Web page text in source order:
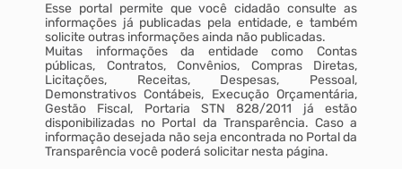
Esse portal permite que você cidadão consulte as
informações já publicadas pela entidade, e também
solicite outras informações ainda não publicadas.
Muitas informações da entidade como Contas
públicas, Contratos, Convênios, Compras Diretas,
Licitações, Receitas, Despesas, Pessoal,
Demonstrativos Contábeis, Execução Orçamentária,
Gestão Fiscal, Portaria STN 828/2011 já estão
disponibilizadas no Portal da Transparência. Caso a
informação desejada não seja encontrada no Portal da
Transparência você poderá solicitar nesta página.